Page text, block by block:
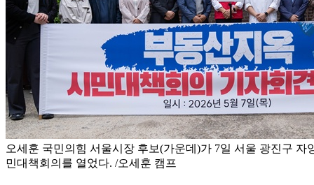
오세훈 국민의힘 서울시장 후보(가운데)가 7일 서울 광진구 자
민대책회의를 열었다. /오세훈 캠프